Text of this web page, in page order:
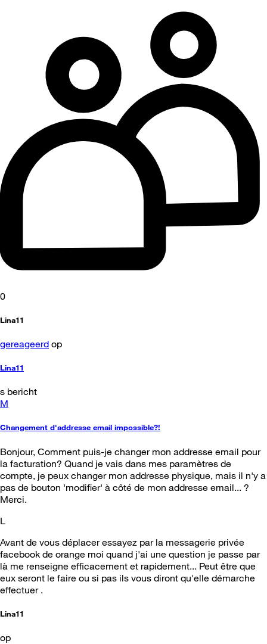
0
Lina11
gereageerd op
Lina11
s bericht
M
Changement d'addresse email impossible?!
Bonjour, Comment puis-je changer mon addresse email pour
la facturation? Quand je vais dans mes paramètres de
compte, je peux changer mon addresse physique, mais il n'y a
pas de bouton 'modifier' à côté de mon addresse email... ?
Merci.
L
Avant de vous déplacer essayez par la messagerie privée
facebook de orange moi quand j'ai une question je passe par
là me renseigne efficacement et rapidement... Peut être que
eux seront le faire ou si pas ils vous diront qu'elle démarche
effectuer .
Lina11
op